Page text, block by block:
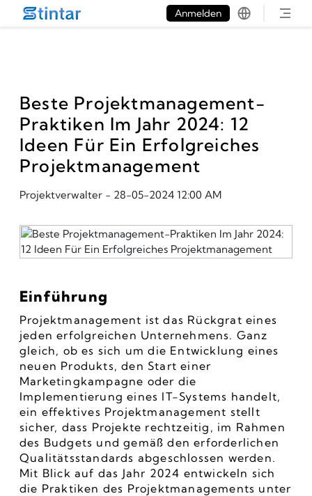
put google tag in file
Anmelden
Beste Projektmanagement-
Praktiken Im Jahr 2024: 12
Ideen Für Ein Erfolgreiches
Projektmanagement
Projektverwalter - 28-05-2024 12:00 AM
Einführung
Projektmanagement ist das Rückgrat eines
jeden erfolgreichen Unternehmens. Ganz
gleich, ob es sich um die Entwicklung eines
neuen Produkts, den Start einer
Marketingkampagne oder die
Implementierung eines IT-Systems handelt,
ein effektives Projektmanagement stellt
sicher, dass Projekte rechtzeitig, im Rahmen
des Budgets und gemäß den erforderlichen
Qualitätsstandards abgeschlossen werden.
Mit Blick auf das Jahr 2024 entwickeln sich
die Praktiken des Projektmanagements unter